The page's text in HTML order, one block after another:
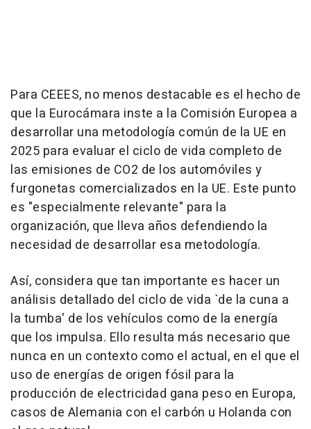
Para CEEES, no menos destacable es el hecho de
que la Eurocámara inste a la Comisión Europea a
desarrollar una metodología común de la UE en
2025 para evaluar el ciclo de vida completo de
las emisiones de CO2 de los automóviles y
furgonetas comercializados en la UE. Este punto
es "especialmente relevante" para la
organización, que lleva años defendiendo la
necesidad de desarrollar esa metodología.
Así, considera que tan importante es hacer un
análisis detallado del ciclo de vida `de la cuna a
la tumba' de los vehículos como de la energía
que los impulsa. Ello resulta más necesario que
nunca en un contexto como el actual, en el que el
uso de energías de origen fósil para la
producción de electricidad gana peso en Europa,
casos de Alemania con el carbón u Holanda con